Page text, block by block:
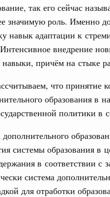
так его сейчас
значимую роль. Именно
навык адаптации к
внедрение
причём на стыке
что принятие
образования в
политики в
системы образования в
в соответствии с
система
для отработки